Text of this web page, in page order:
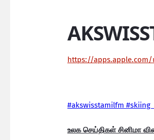
https://apps.apple.com/
#akswisstamilfm
உலக செய்திகள் சினிமா